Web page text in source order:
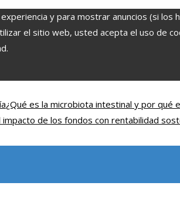
y para mostrar anuncios (si los
el sitio web, usted acepta el uso de
¿Qué es la microbiota intestinal y por qué
impacto de los fondos con rentabilidad